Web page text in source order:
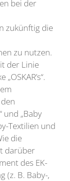
bei der
zukünftig die
zu nutzen.
der Linie
und „Baby
Textilien und
die
darüber
des EK-
(z. B. Baby-,